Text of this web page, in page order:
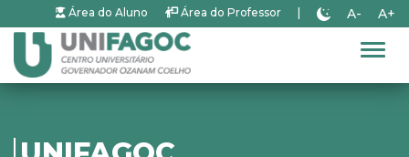
Área do Aluno Área do Professor A- A+